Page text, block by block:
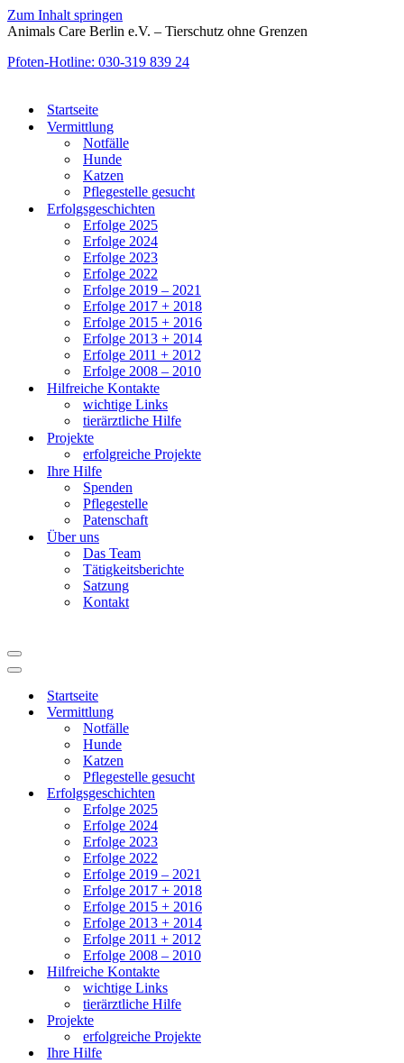
Zum Inhalt springen
Animals Care Berlin e.V. – Tierschutz ohne Grenzen
Pfoten-Hotline: 030-319 839 24
Startseite
Vermittlung
Notfälle
Hunde
Katzen
Pflegestelle gesucht
Erfolgsgeschichten
Erfolge 2025
Erfolge 2024
Erfolge 2023
Erfolge 2022
Erfolge 2019 – 2021
Erfolge 2017 + 2018
Erfolge 2015 + 2016
Erfolge 2013 + 2014
Erfolge 2011 + 2012
Erfolge 2008 – 2010
Hilfreiche Kontakte
wichtige Links
tierärztliche Hilfe
Projekte
erfolgreiche Projekte
Ihre Hilfe
Spenden
Pflegestelle
Patenschaft
Über uns
Das Team
Tätigkeitsberichte
Satzung
Kontakt
Navigationsmenü
Navigationsmenü
Startseite
Vermittlung
Notfälle
Hunde
Katzen
Pflegestelle gesucht
Erfolgsgeschichten
Erfolge 2025
Erfolge 2024
Erfolge 2023
Erfolge 2022
Erfolge 2019 – 2021
Erfolge 2017 + 2018
Erfolge 2015 + 2016
Erfolge 2013 + 2014
Erfolge 2011 + 2012
Erfolge 2008 – 2010
Hilfreiche Kontakte
wichtige Links
tierärztliche Hilfe
Projekte
erfolgreiche Projekte
Ihre Hilfe